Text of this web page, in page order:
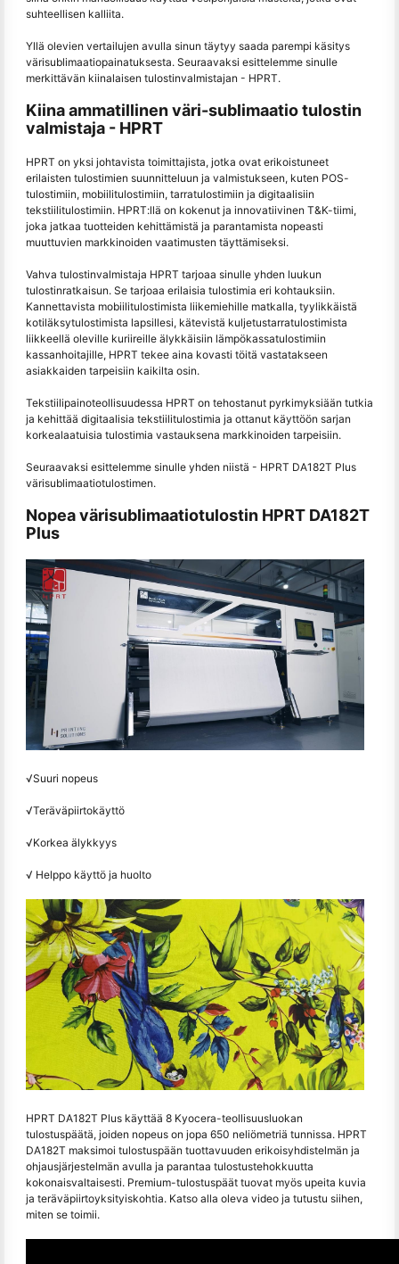
suhteellisen kalliita.
Yllä olevien vertailujen avulla sinun täytyy saada parempi käsitys
värisublimaatiopainatuksesta. Seuraavaksi esittelemme sinulle
merkittävän kiinalaisen tulostinvalmistajan - HPRT.
Kiina ammatillinen väri-sublimaatio tulostin
valmistaja - HPRT
HPRT on yksi johtavista toimittajista, jotka ovat erikoistuneet
erilaisten tulostimien suunnitteluun ja valmistukseen, kuten POS-
tulostimiin, mobiilitulostimiin, tarratulostimiin ja digitaalisiin
tekstiilitulostimiin. HPRT:llä on kokenut ja innovatiivinen T&K-tiimi,
joka jatkaa tuotteiden kehittämistä ja parantamista nopeasti
muuttuvien markkinoiden vaatimusten täyttämiseksi.
Vahva tulostinvalmistaja HPRT tarjoaa sinulle yhden luukun
tulostinratkaisun. Se tarjoaa erilaisia tulostimia eri kohtauksiin.
Kannettavista mobiilitulostimista liikemiehille matkalla, tyylikkäistä
kotiläksytulostimista lapsillesi, kätevistä kuljetustarratulostimista
liikkeellä oleville kuriireille älykkäisiin lämpökassatulostimiin
kassanhoitajille, HPRT tekee aina kovasti töitä vastatakseen
asiakkaiden tarpeisiin kaikilta osin.
Tekstiilipainoteollisuudessa HPRT on tehostanut pyrkimyksiään tutkia
ja kehittää digitaalisia tekstiilitulostimia ja ottanut käyttöön sarjan
korkealaatuisia tulostimia vastauksena markkinoiden tarpeisiin.
Seuraavaksi esittelemme sinulle yhden niistä - HPRT DA182T Plus
värisublimaatiotulostimen.
Nopea värisublimaatiotulostin HPRT DA182T
Plus
√Suuri nopeus
√Teräväpiirtokäyttö
√Korkea älykkyys
√ Helppo käyttö ja huolto
HPRT DA182T Plus käyttää 8 Kyocera-teollisuusluokan
tulostuspäätä, joiden nopeus on jopa 650 neliömetriä tunnissa. HPRT
DA182T maksimoi tulostuspään tuottavuuden erikoisyhdistelmän ja
ohjausjärjestelmän avulla ja parantaa tulostustehokkuutta
kokonaisvaltaisesti. Premium-tulostuspäät tuovat myös upeita kuvia
ja teräväpiirtoyksityiskohtia. Katso alla oleva video ja tutustu siihen,
miten se toimii.